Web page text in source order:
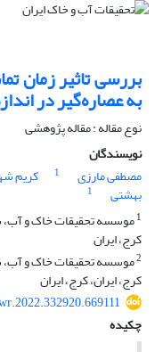
بررسی تاثیر زمان
به عصاره‌گیر در
نوع مقاله : مقاله پژوهشی
نویسندگان
مصطفی مارزی
1 کریم
بهشتی
1
1موسسه تحقیقات خاک و آب،
کرج، ایران
2موسسه تحقیقات خاک و آب،
کرج، ایران، کرج، ایران
چکیده